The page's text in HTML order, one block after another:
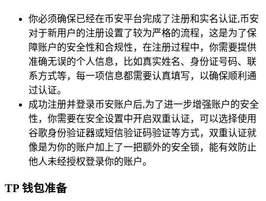
你必须确保已经在币安平台完成了注册和实名认证,币安
对于新用户的注册设置了较为严格的流程，这是为了保
障账户的安全性和合规性，在注册过程中，你需要提供
准确无误的个人信息，比如真实姓名、身份证号码、联
系方式等，每一项信息都需要认真填写，以确保顺利通
过认证。
成功注册并登录币安账户后,为了进一步增强账户的安全
性，你需要在安全设置中开启双重认证，可以选择使用
谷歌身份验证器或短信验证码验证等方式，双重认证就
像是为你的账户加上了一把额外的安全锁，能有效防止
他人未经授权登录你的账户。
TP 钱包准备